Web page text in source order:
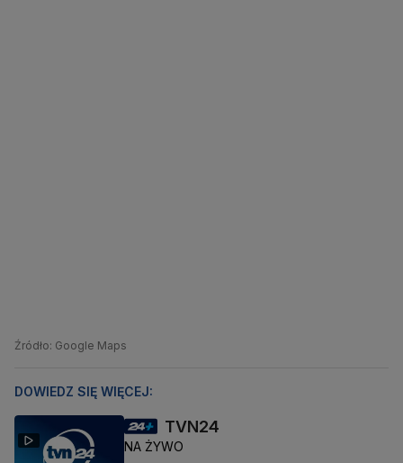
Źródło: Google Maps
DOWIEDZ SIĘ WIĘCEJ:
TVN24
NA ŻYWO